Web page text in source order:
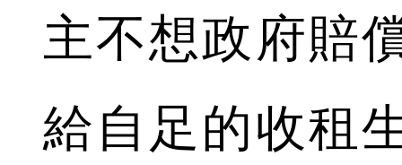
主不想政府賠
給自足的收租